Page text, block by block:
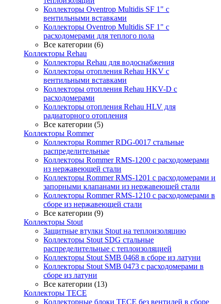
Коллекторы Oventrop Multidis SF 1" с
вентильными вставками
Коллекторы Oventrop Multidis SF 1" с
расходомерами для теплого пола
Все категории (6)
Коллекторы Rehau
Коллекторы Rehau для водоснабжения
Коллекторы отопления Rehau HKV с
вентильными вставками
Коллекторы отопления Rehau HKV-D с
расходомерами
Коллекторы отопления Rehau HLV для
радиаторного отопления
Все категории (5)
Коллекторы Rommer
Коллекторы Rommer RDG-0017 стальные
распределительные
Коллекторы Rommer RMS-1200 с расходомерами
из нержавеющей стали
Коллекторы Rommer RMS-1201 с расходомерами и
запорными клапанами из нержавеющей стали
Коллекторы Rommer RMS-1210 с расходомерами в
сборе из нержавеющей стали
Все категории (9)
Коллекторы Stout
Защитные втулки Stout на теплоизоляцию
Коллекторы Stout SDG стальные
распределительные с теплоизоляцией
Коллекторы Stout SMB 0468 в сборе из латуни
Коллекторы Stout SMB 0473 с расходомерами в
сборе из латуни
Все категории (13)
Коллекторы TECE
Коллекторные блоки TECE без вентилей в сборе